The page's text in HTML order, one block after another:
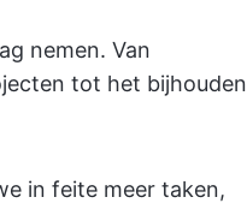
nemen. Van
tot het bijhouden
in feite meer taken,